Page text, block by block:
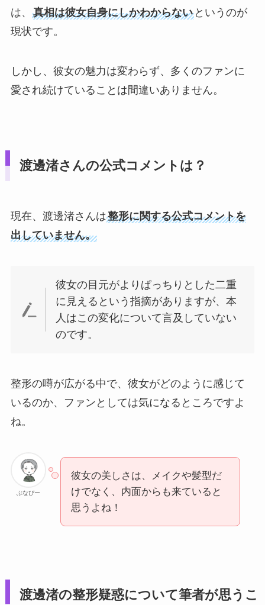
は、 真相は彼女自身にしかわからないというのが
現状です。
しかし、彼女の魅力は変わらず、多くのファンに
愛され続けていることは間違いありません。
渡邊渚さんの公式コメントは？
現在、渡邊渚さんは整形に関する公式コメントを
出していません。
彼女の目元がよりぱっちりとした二重
に見えるという指摘がありますが、本
人はこの変化について言及していない
のです。
整形の噂が広がる中で、彼女がどのように感じて
いるのか、ファンとしては気になるところですよ
ね。
ぶなぴー
彼女の美しさは、メイクや髪型だ
けでなく、内面からも来ていると
思うよね！
渡邊渚の整形疑惑について筆者が思うこ